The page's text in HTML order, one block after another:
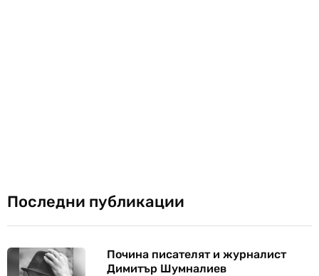
Последни публикации
Почина писателят и журналист
Димитър Шумналиев